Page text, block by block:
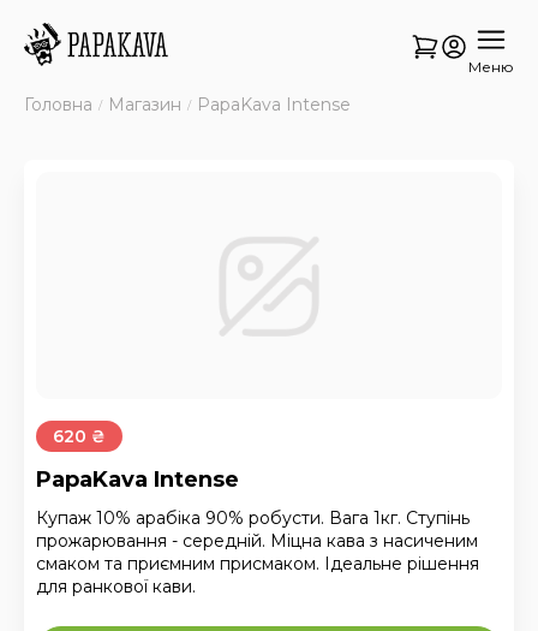
Меню
Головна Магазин PapaKava Intense
620 ₴
PapaKava Intense
Купаж 10% арабіка 90% робусти. Вага 1кг. Ступінь
прожарювання - середній. Міцна кава з насиченим
смаком та приємним присмаком. Ідеальне рішення
для ранкової кави.